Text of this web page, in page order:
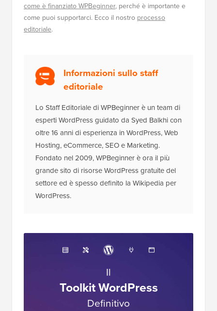
come è finanziato WPBeginner, perché è importante e
come puoi supportarci. Ecco il nostro processo
editoriale.
Informazioni sullo staff
editoriale
Lo Staff Editoriale di WPBeginner è un team di
esperti WordPress guidato da Syed Balkhi con
oltre 16 anni di esperienza in WordPress, Web
Hosting, eCommerce, SEO e Marketing.
Fondato nel 2009, WPBeginner è ora il più
grande sito di risorse WordPress gratuite del
settore ed è spesso definito la Wikipedia per
WordPress.
Il
Toolkit WordPress
Definitivo